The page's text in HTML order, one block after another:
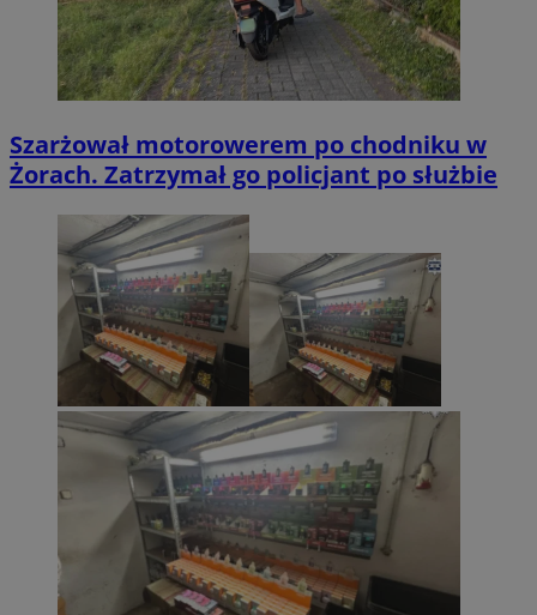
Szarżował motorowerem po chodniku w
Żorach. Zatrzymał go policjant po służbie